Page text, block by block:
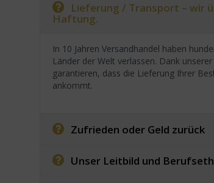
Lieferung / Transport – wir
Haftung.
In 10 Jahren Versandhandel haben
Länder der Welt verlassen. Dank
garantieren, dass die Lieferung Ihrer
ankommt.
Zufrieden oder Geld zurück
Unser Leitbild und